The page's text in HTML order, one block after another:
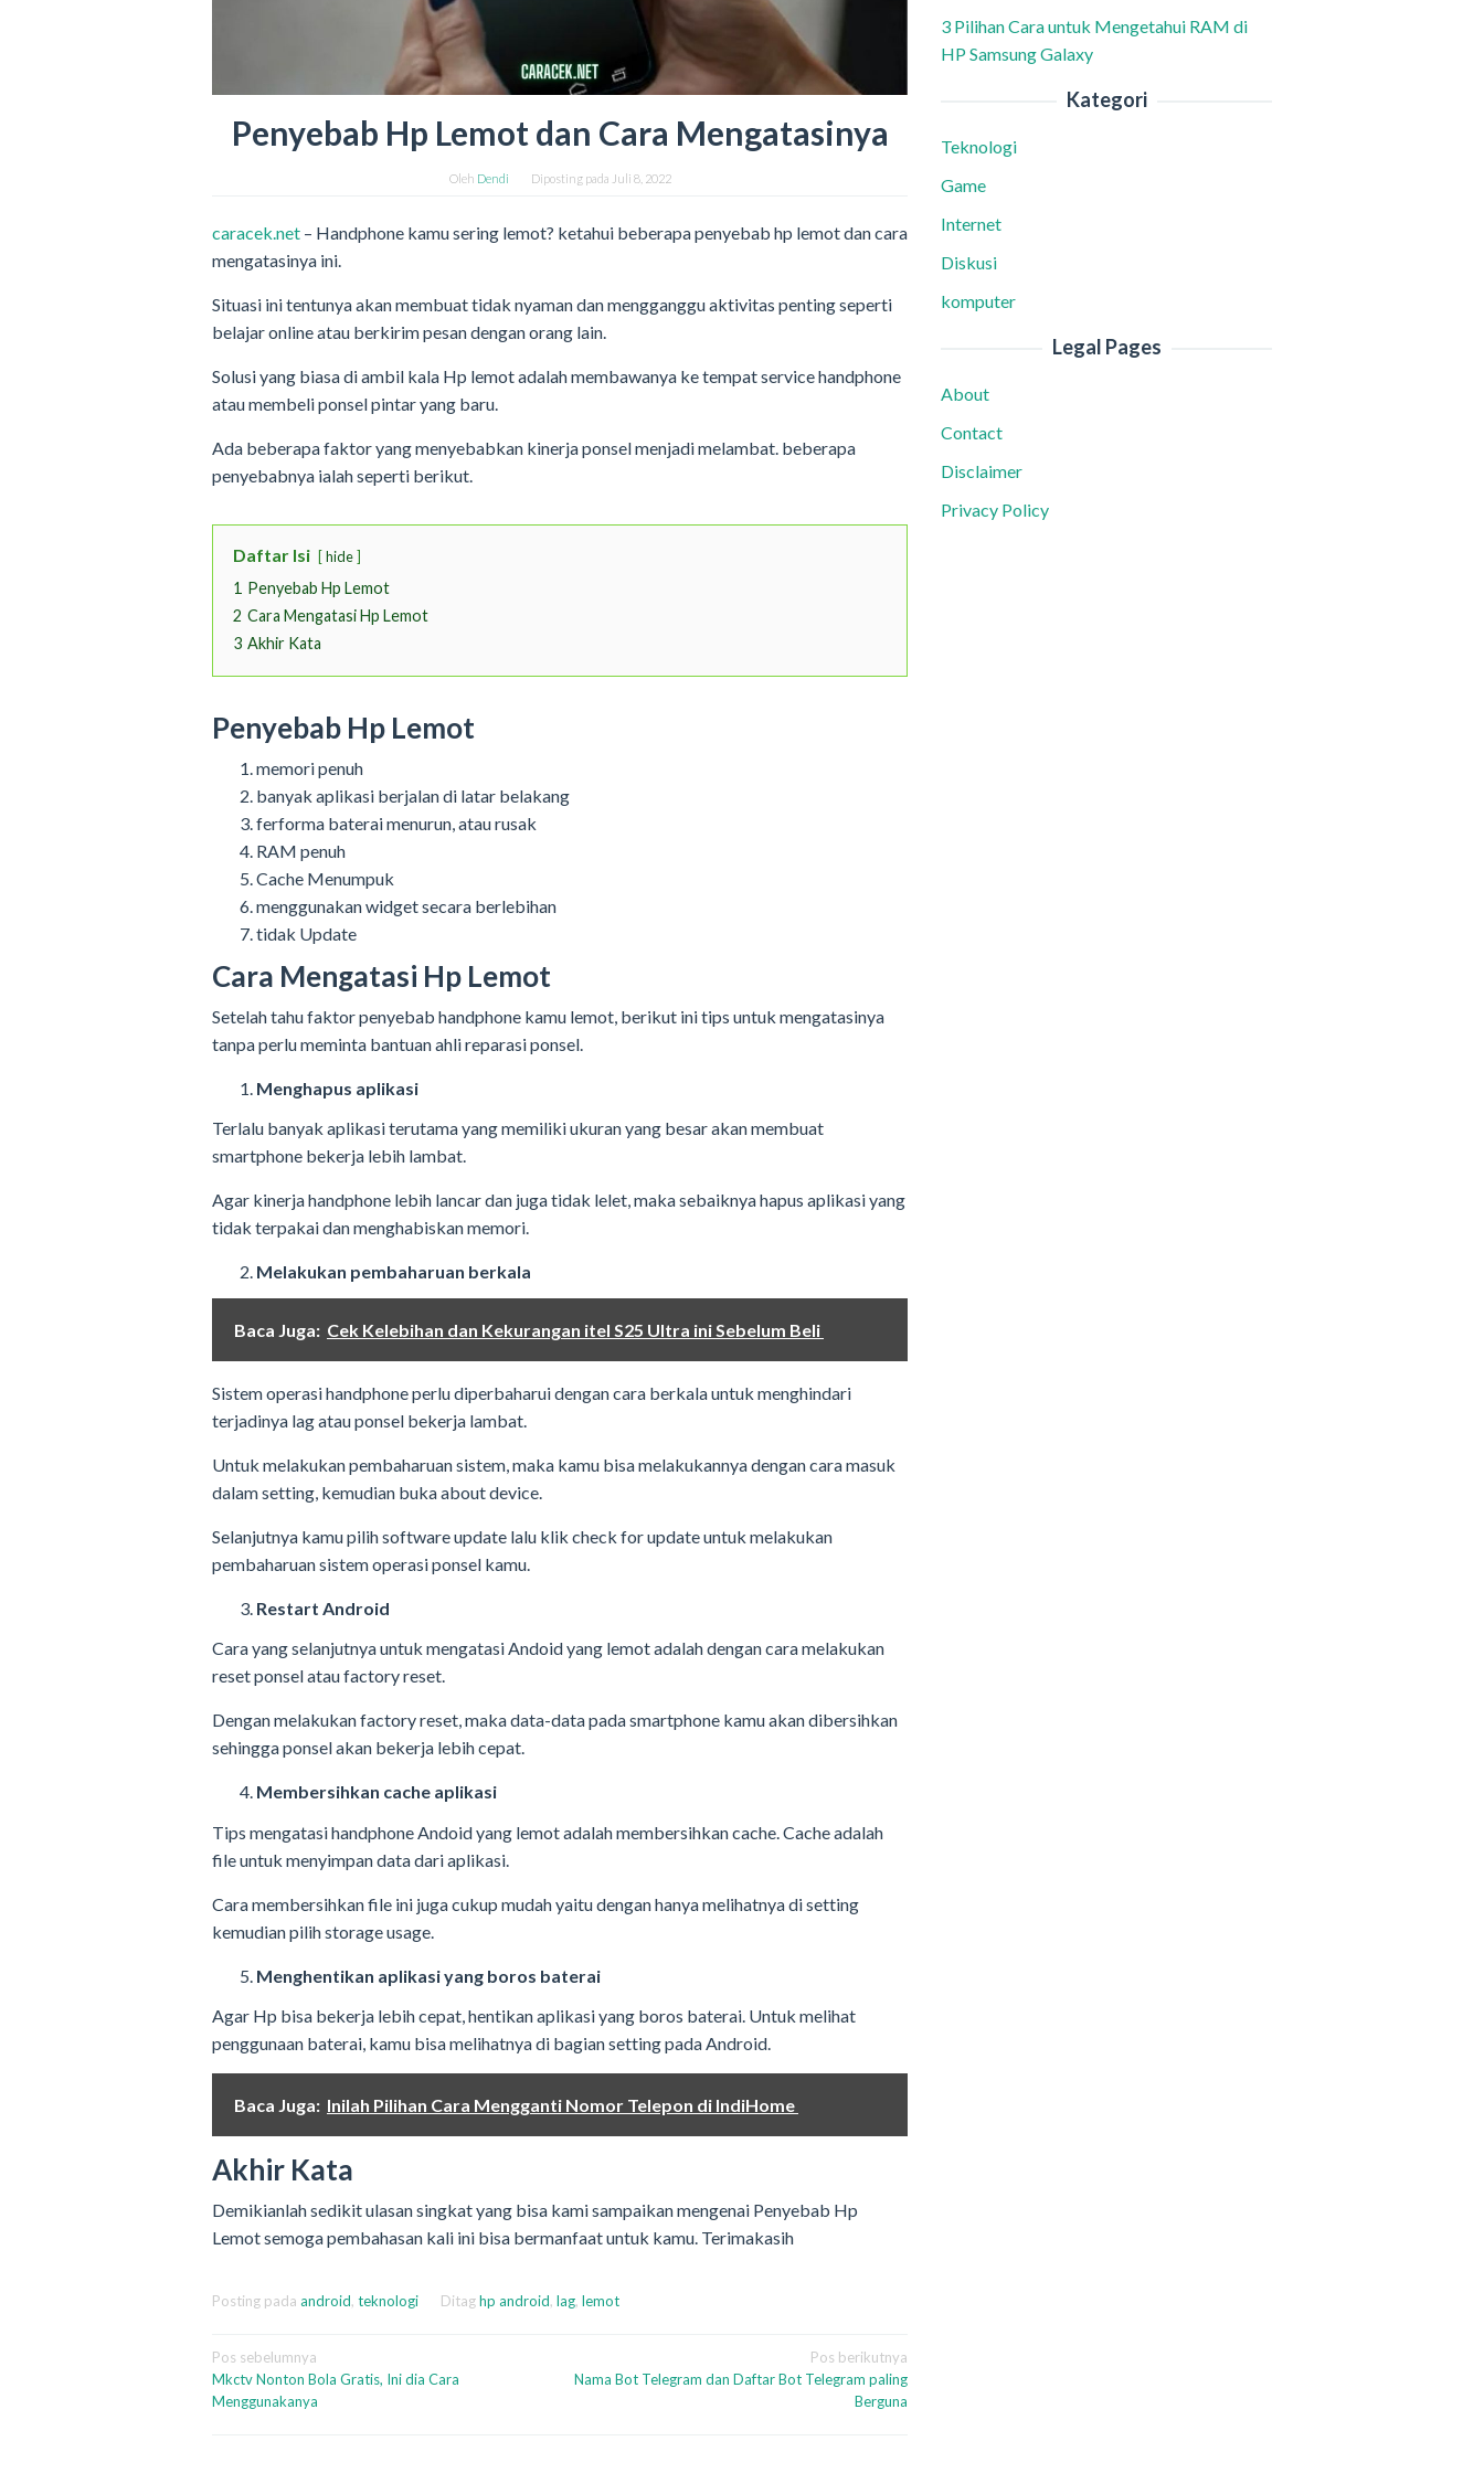
Penyebab Hp Lemot dan Cara Mengatasinya
Oleh Dendi Diposting pada Juli 8, 2022
caracek.net – Handphone kamu sering lemot? ketahui beberapa penyebab hp lemot dan cara
mengatasinya ini.
Situasi ini tentunya akan membuat tidak nyaman dan mengganggu aktivitas penting seperti
belajar online atau berkirim pesan dengan orang lain.
Solusi yang biasa di ambil kala Hp lemot adalah membawanya ke tempat service handphone
atau membeli ponsel pintar yang baru.
Ada beberapa faktor yang menyebabkan kinerja ponsel menjadi melambat. beberapa
penyebabnya ialah seperti berikut.
Daftar Isi hide
1 Penyebab Hp Lemot
2 Cara Mengatasi Hp Lemot
3 Akhir Kata
Penyebab Hp Lemot
memori penuh
banyak aplikasi berjalan di latar belakang
ferforma baterai menurun, atau rusak
RAM penuh
Cache Menumpuk
menggunakan widget secara berlebihan
tidak Update
Cara Mengatasi Hp Lemot
Setelah tahu faktor penyebab handphone kamu lemot, berikut ini tips untuk mengatasinya
tanpa perlu meminta bantuan ahli reparasi ponsel.
Menghapus aplikasi
Terlalu banyak aplikasi terutama yang memiliki ukuran yang besar akan membuat
smartphone bekerja lebih lambat.
Agar kinerja handphone lebih lancar dan juga tidak lelet, maka sebaiknya hapus aplikasi yang
tidak terpakai dan menghabiskan memori.
Melakukan pembaharuan berkala
Baca Juga: Cek Kelebihan dan Kekurangan itel S25 Ultra ini Sebelum Beli
Sistem operasi handphone perlu diperbaharui dengan cara berkala untuk menghindari
terjadinya lag atau ponsel bekerja lambat.
Untuk melakukan pembaharuan sistem, maka kamu bisa melakukannya dengan cara masuk
dalam setting, kemudian buka about device.
Selanjutnya kamu pilih software update lalu klik check for update untuk melakukan
pembaharuan sistem operasi ponsel kamu.
Restart Android
Cara yang selanjutnya untuk mengatasi Andoid yang lemot adalah dengan cara melakukan
reset ponsel atau factory reset.
Dengan melakukan factory reset, maka data-data pada smartphone kamu akan dibersihkan
sehingga ponsel akan bekerja lebih cepat.
Membersihkan cache aplikasi
Tips mengatasi handphone Andoid yang lemot adalah membersihkan cache. Cache adalah
file untuk menyimpan data dari aplikasi.
Cara membersihkan file ini juga cukup mudah yaitu dengan hanya melihatnya di setting
kemudian pilih storage usage.
Menghentikan aplikasi yang boros baterai
Agar Hp bisa bekerja lebih cepat, hentikan aplikasi yang boros baterai. Untuk melihat
penggunaan baterai, kamu bisa melihatnya di bagian setting pada Android.
Baca Juga: Inilah Pilihan Cara Mengganti Nomor Telepon di IndiHome
Akhir Kata
Demikianlah sedikit ulasan singkat yang bisa kami sampaikan mengenai Penyebab Hp
Lemot semoga pembahasan kali ini bisa bermanfaat untuk kamu. Terimakasih
Posting pada android, teknologi Ditaghp android, lag, lemot
Navigasi
pos
Pos sebelumnya
Mkctv Nonton Bola Gratis, Ini dia Cara
Menggunakanya
Pos berikutnya
Nama Bot Telegram dan Daftar Bot Telegram paling
Berguna
3 Pilihan Cara untuk Mengetahui RAM di
HP Samsung Galaxy
Kategori
Teknologi
Game
Internet
Diskusi
komputer
Legal Pages
About
Contact
Disclaimer
Privacy Policy